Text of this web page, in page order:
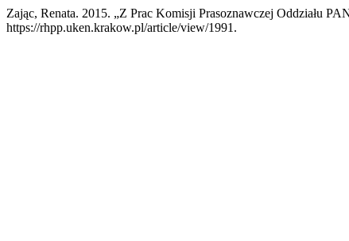
Zając, Renata. 2015. „Z Prac Komisji Prasoznawczej Oddziału
https://rhpp.uken.krakow.pl/article/view/1991.